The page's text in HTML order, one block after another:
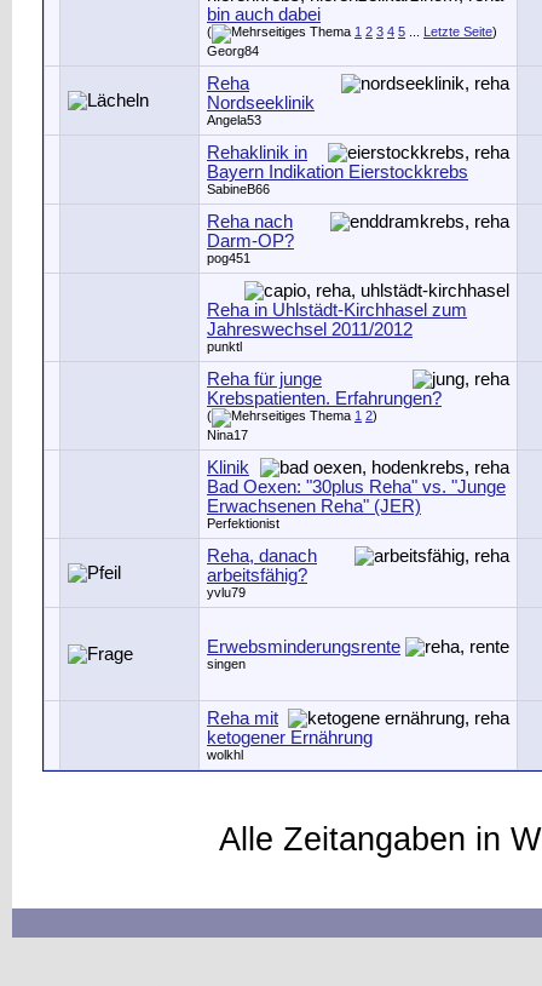
bin auch dabei
( 1 2 3 4 5 Letzte Seite)
Georg84
Reha
Nordseeklinik
Angela53
Rehaklinik in
Bayern Indikation Eierstockkrebs
SabineB66
Reha nach
Darm-OP?
pog451
Reha in Uhlstädt-Kirchhasel zum
Jahreswechsel 2011/2012
punktl
Reha für junge
Krebspatienten. Erfahrungen?
( 1 2)
Nina17
Klinik
Bad Oexen: "30plus Reha" vs. "Junge
Erwachsenen Reha" (JER)
Perfektionist
Reha, danach
arbeitsfähig?
yvlu79
Erwebsminderungsrente
singen
Reha mit
ketogener Ernährung
wolkhl
Alle Zeitangaben in